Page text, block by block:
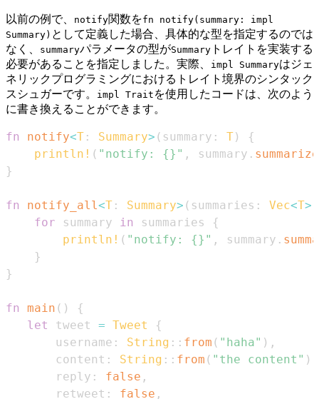
以前の例で、 notify関数をfn notify(summary: impl
Summary) として定義した場合、具体的な型を指定するのでは
なく、
summaryパラメータの型がSummary トレイトを実装する
必要があることを指定しました。実際、
impl Summaryはジェ
ネリックプログラミングにおけるトレイト境界のシンタック
スシュガーです。
impl Trait を使用したコードは、次のよう
に書き換えることができます。
fn notify<T : Summary> ( summary : T)
{
println! ( "notify: {}" , summary . summarize
}
fn notify_all<T : Summary> ( summaries : Vec<T>
for summary in summaries
{
println! ( "notify: {}" , summary .
}
}
fn main ( )
{
let
tweet = Tweet
{
       username
: String :: from ( "haha" ) ,
       content
: String :: from ( "the content" )
       reply
: false ,
       retweet
: false ,